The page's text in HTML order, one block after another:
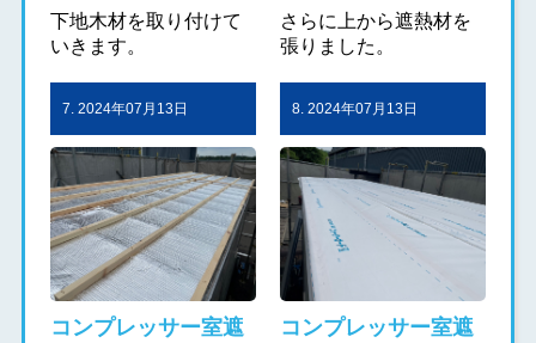
下地木材を取り付けて
いきます。
さらに上から遮熱材を
張りました。
7. 2024年07月13日
コンプレッサー室遮
8. 2024年07月13日
コンプレッサー室遮